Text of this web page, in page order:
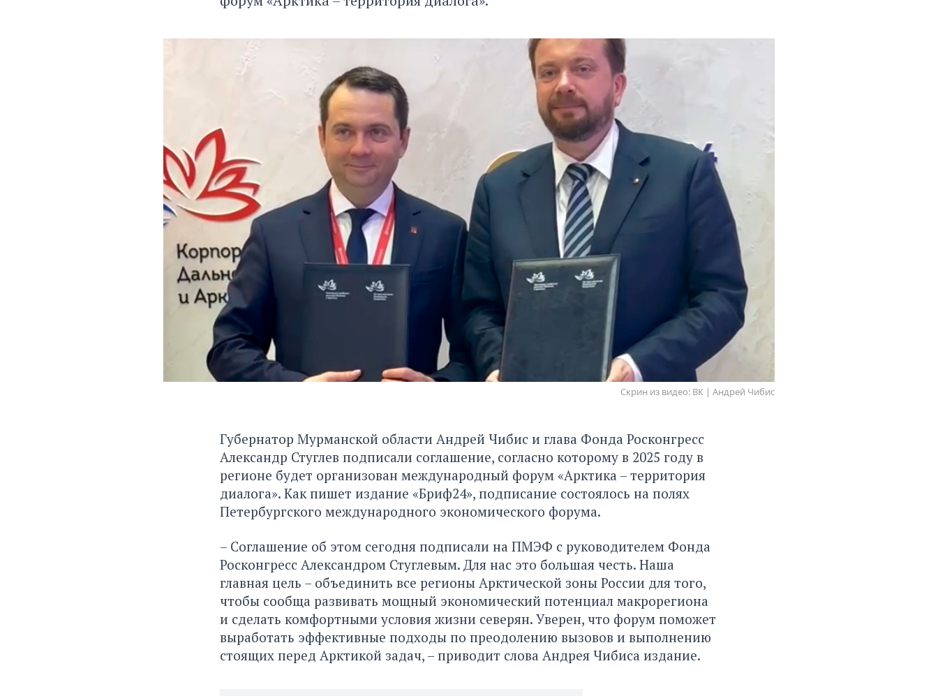
Скрин из видео: ВК | Андрей Чибис
Губернатор Мурманской области Андрей Чибис и глава Фонда Росконгресс
Александр Стуглев подписали соглашение, согласно которому в 2025 году в
регионе будет организован международный форум «Арктика – территория
диалога». Как пишет издание «Бриф24», подписание состоялось на полях
Петербургского международного экономического форума.
– Соглашение об этом сегодня подписали на ПМЭФ с руководителем Фонда
Росконгресс Александром Стуглевым. Для нас это большая честь. Наша
главная цель – объединить все регионы Арктической зоны России для того,
чтобы сообща развивать мощный экономический потенциал макрорегиона
и сделать комфортными условия жизни северян. Уверен, что форум поможет
выработать эффективные подходы по преодолению вызовов и выполнению
стоящих перед Арктикой задач, – приводит слова Андрея Чибиса издание.